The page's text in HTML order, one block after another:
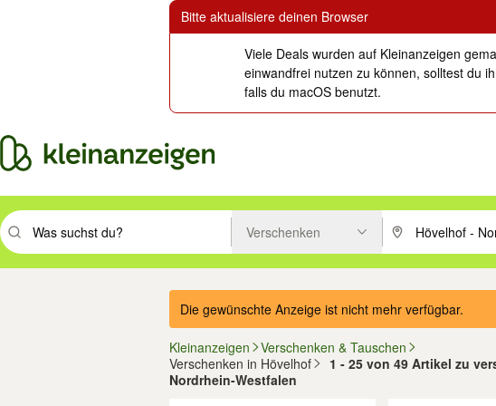
Bitte aktualisiere deinen Browser
Viele Deals wurden auf Kleinanzeigen
einwandfrei nutzen zu können, solltest du
falls du macOS benutzt.
Suchbegriff eingeben. Eingabetaste drücken um zu suchen, oder Vorschläge mit den
Verschenken PLZ oder Ort
Die gewünschte Anzeige ist nicht mehr verfügbar.
Kleinanzeigen
Verschenken & Tauschen
Verschenken in Hövelhof
1 - 25 von 49 Artikel zu
Nordrhein-Westfalen